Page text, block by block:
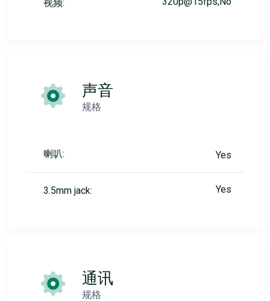
视频:
声音
规格
喇叭: Yes
3.5mm jack: Yes
通讯
规格